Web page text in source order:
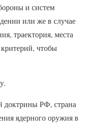
и систем
или же в случае
траектория, места
чтобы
доктрины РФ, страна
ядерного оружия в